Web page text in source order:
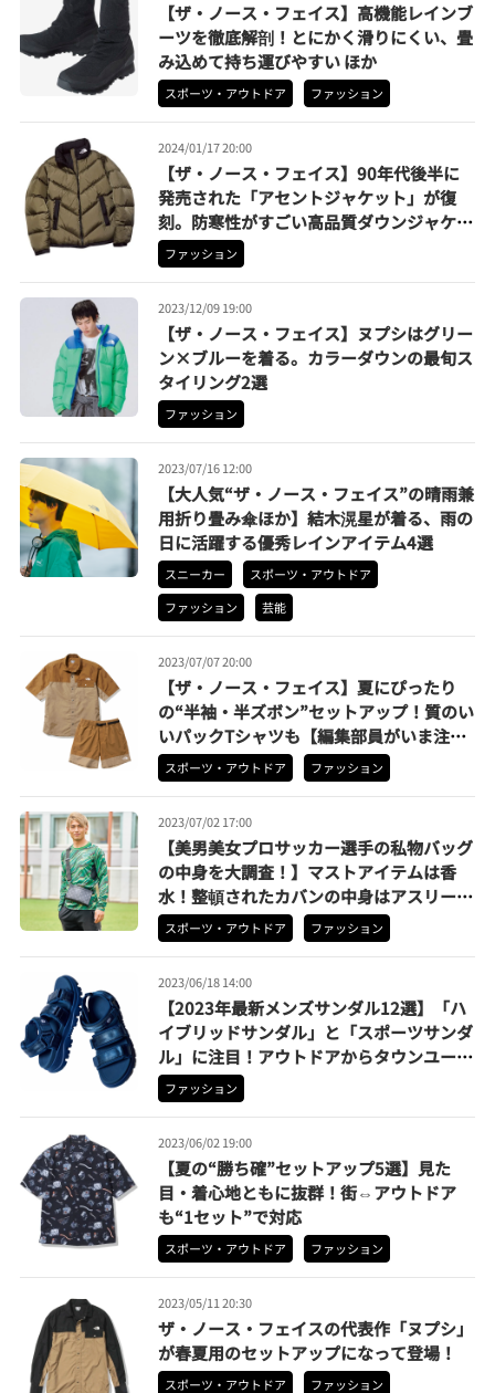
【ザ・ノース・フェイス】高機能レインブ
ーツを徹底解剖！とにかく滑りにくい、畳
み込めて持ち運びやすい ほか
スポーツ・アウトドア ファッション
2024/01/17 20:00
【ザ・ノース・フェイス】90年代後半に
発売された「アセントジャケット」が復
刻。防寒性がすごい高品質ダウンジャケッ
ト4選
ファッション
2023/12/09 19:00
【ザ・ノース・フェイス】ヌプシはグリー
ン×ブルーを着る。カラーダウンの最旬ス
タイリング2選
ファッション
2023/07/16 12:00
【大人気“ザ・ノース・フェイス”の晴雨兼
用折り畳み傘ほか】結木滉星が着る、雨の
日に活躍する優秀レインアイテム4選
スニーカー
スポーツ・アウトドア
ファッション
芸能
2023/07/07 20:00
【ザ・ノース・フェイス】夏にぴったり
の“半袖・半ズボン”セットアップ！質のい
いパックTシャツも【編集部員がいま注目
するアイテム】
スポーツ・アウトドア ファッション
2023/07/02 17:00
【美男美女プロサッカー選手の私物バッグ
の中身を大調査！】マストアイテムは香
水！整頓されたカバンの中身はアスリート
ならでは？
スポーツ・アウトドア ファッション
2023/06/18 14:00
【2023年最新メンズサンダル12選】「ハ
イブリッドサンダル」と「スポーツサンダ
ル」に注目！アウトドアからタウンユース
まで使える
ファッション
2023/06/02 19:00
【夏の“勝ち確”セットアップ5選】見た
目・着心地ともに抜群！街⇔アウトドア
も“1セット”で対応
スポーツ・アウトドア ファッション
2023/05/11 20:30
ザ・ノース・フェイスの代表作「ヌプシ」
が春夏用のセットアップになって登場！
スポーツ・アウトドア ファッション